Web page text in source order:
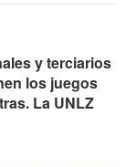
y terciarios
los juegos
La UNLZ